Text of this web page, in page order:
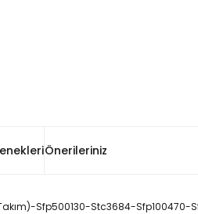
Önerileriniz
Sfp500130-Stc3684-